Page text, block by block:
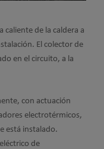
caliente de la caldera a
El colector de
en el circuito, a la
con actuación
electrotérmicos,
está instalado.
de